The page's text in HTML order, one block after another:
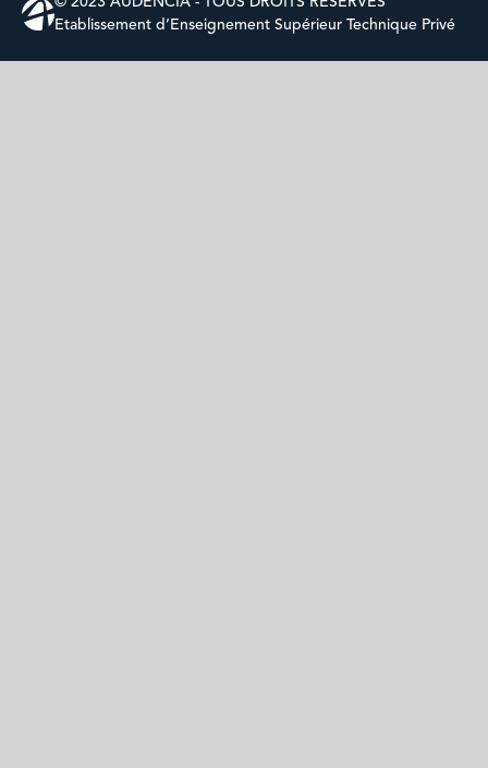
Etablissement d’Enseignement Supérieur Technique Privé